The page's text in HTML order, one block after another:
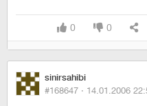
0 0
sinirsahibi
#168647 · 14.01.2006